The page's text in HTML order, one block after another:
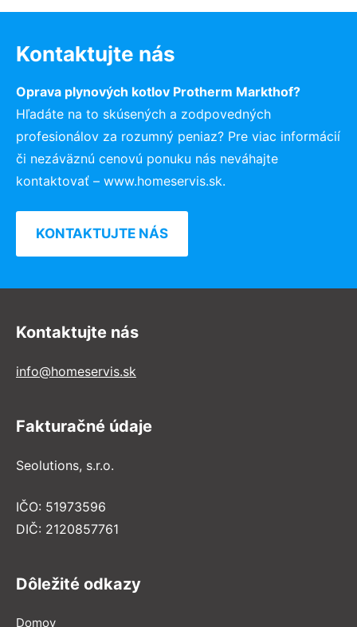
Kontaktujte nás
Oprava plynových kotlov Protherm Markthof?
Hľadáte na to skúsených a zodpovedných
profesionálov za rozumný peniaz? Pre viac informácií
či nezáväznú cenovú ponuku nás neváhajte
kontaktovať – www.homeservis.sk.
KONTAKTUJTE NÁS
Kontaktujte nás
info@homeservis.sk
Fakturačné údaje
Seolutions, s.r.o.
IČO: 51973596
DIČ: 2120857761
Dôležité odkazy
Domov